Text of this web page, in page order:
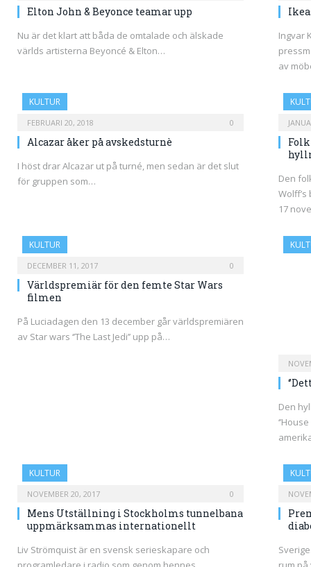
Elton John & Beyonce teamar upp
Nu är det klart att båda de omtalade och älskade
världs artisterna Beyoncé & Elton…
Ingvar
av
KULTUR
FEBRUARI 20, 2018 0
Alcazar åker på avskedsturnè
I höst drar Alcazar ut på turné, men sedan är det slut
för gruppen som…
Den
17
KULTUR
DECEMBER 11, 2017 0
Världspremiär för den femte Star Wars
filmen
På Luciadagen den 13 december går världspremiären
av Star wars ‘’The Last Jedi’’ upp på…
Den
KULTUR
NOVEMBER 20, 2017 0
Mens Utställning i Stockholms tunnelbana
uppmärksammas internationellt
Liv Strömquist är en svensk serieskapare och